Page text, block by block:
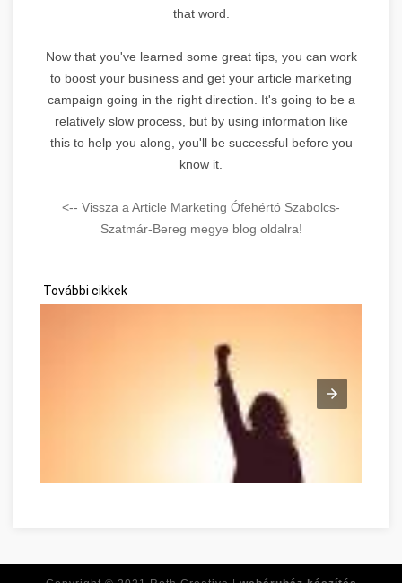
that word.
Now that you've learned some great tips, you can work
to boost your business and get your article marketing
campaign going in the right direction. It's going to be a
relatively slow process, but by using information like
this to help you along, you'll be successful before you
know it.
<-- Vissza a Article Marketing Ófehértó Szabolcs-
Szatmár-Bereg megye blog oldalra!
További cikkek